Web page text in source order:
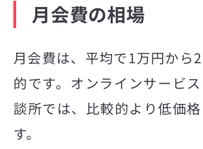
月会費の相場
月会費は、平均で1万円から
的です。オンラインサービ
談所では、比較的より低価
す。